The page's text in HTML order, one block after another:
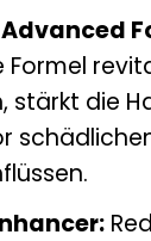
Advanced
stärkt die